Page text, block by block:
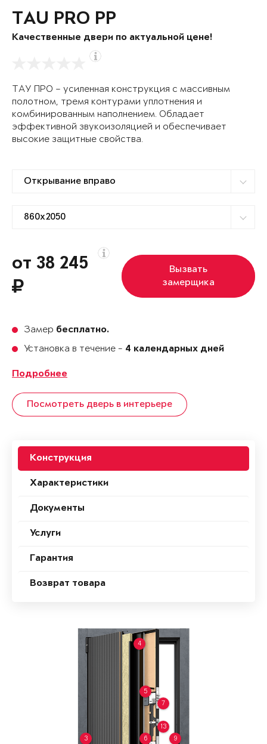
TAU PRO PP
Качественные двери по актуальной цене!
ТАУ ПРО – усиленная конструкция с массивным
полотном, тремя контурами уплотнения и
комбинированным наполнением. Обладает
эффективной звукоизоляцией и обеспечивает
высокие защитные свойства.
от 38 245
Вызвать
замерщика
Замер бесплатно.
Установка в течение - 4 календарных дней
Подробнее
Посмотреть дверь в интерьере
Конструкция
Характеристики
Документы
Услуги
Гарантия
Возврат товара
3
4
5
6
7
9
13